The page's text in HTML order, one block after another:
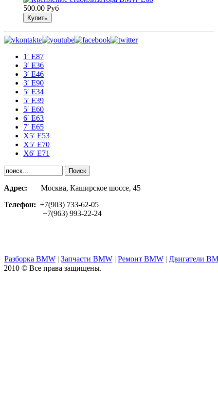
500.00 Руб
1′ E87
3′ E36
3′ E46
3′ E90
5′ E34
5′ E39
5′ E60
6′ E63
7′ E65
Х5′ E53
X5′ E70
X6′ E71
Адрес: Москва, Каширское шоссе, 45
Телефон: +7(903) 733-62-05
+7(963) 993-22-24
Разборка BMW | Запчасти BMW | Ремонт BMW | Двигатели
2010 © Все права защищены.